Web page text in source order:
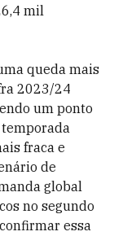
mil
queda mais
2023/24
um ponto
temporada
fraca e
de
global
no segundo
essa